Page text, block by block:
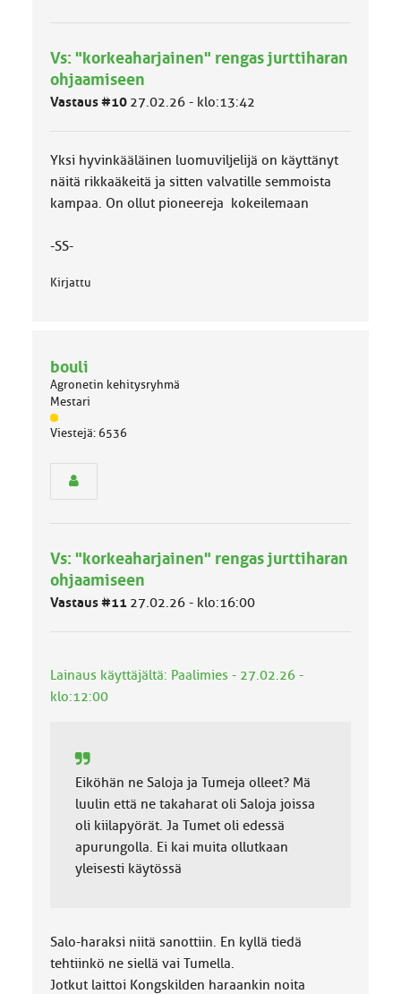
ä
l
o
a
:
Vs: "korkeaharjainen" rengas jurttiharan
ohjaamiseen
Vastaus #10 27.02.26 - klo:13:42
Yksi hyvinkääläinen luomuviljelijä on käyttänyt
näitä rikkaäkeitä ja sitten valvatille semmoista
kampaa. On ollut pioneereja kokeilemaan
-SS-
Kirjattu
bouli
Agronetin kehitysryhmä
Mestari
J
ä
m
ä
u
a
:
Viestejä: 6536
Vs: "korkeaharjainen" rengas jurttiharan
ohjaamiseen
Vastaus #11 27.02.26 - klo:16:00
Lainaus käyttäjältä: Paalimies - 27.02.26 -
klo:12:00
Eiköhän ne Saloja ja Tumeja olleet? Mä
luulin että ne takaharat oli Saloja joissa
oli kiilapyörät. Ja Tumet oli edessä
apurungolla. Ei kai muita ollutkaan
yleisesti käytössä
Salo-haraksi niitä sanottiin. En kyllä tiedä
tehtiinkö ne siellä vai Tumella.
Jotkut laittoi Kongskilden haraankin noita